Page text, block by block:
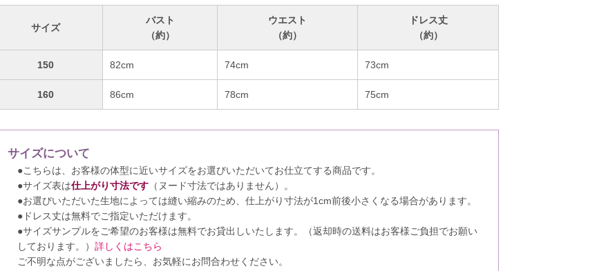
サイズ
バスト
（約）
ウエスト
（約）
ドレス丈
（約）
150 82cm 74cm 73cm
160 86cm 78cm 75cm
サイズについて
●こちらは、お客様の体型に近いサイズをお選びいただいてお仕立てする商品です。
●サイズ表は仕上がり寸法です （ヌード寸法ではありません）。
●お選びいただいた生地によっては縫い縮みのため、仕上がり寸法が1cm前後小さくなる場合があります。
●ドレス丈は無料でご指定いただけます。
●サイズサンプルをご希望のお客様は無料でお貸出しいたします。（返却時の送料はお客様ご負担でお願い
しております。） 詳しくはこちら
ご不明な点がございましたら、お気軽にお問合わせください。